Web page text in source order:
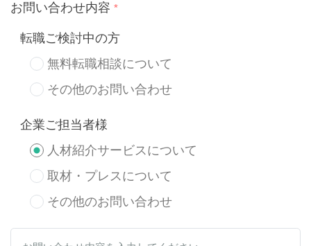
お問い合わせ内容 *
転職ご検討中の方
無料転職相談について
その他のお問い合わせ
企業ご担当者様
人材紹介サービスについて
取材・プレスについて
その他のお問い合わせ